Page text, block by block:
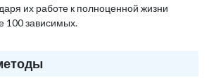
их работе к полноценной жизни
100 зависимых.